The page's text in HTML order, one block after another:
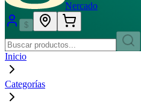
Nercado
$
Inicio
Categorías